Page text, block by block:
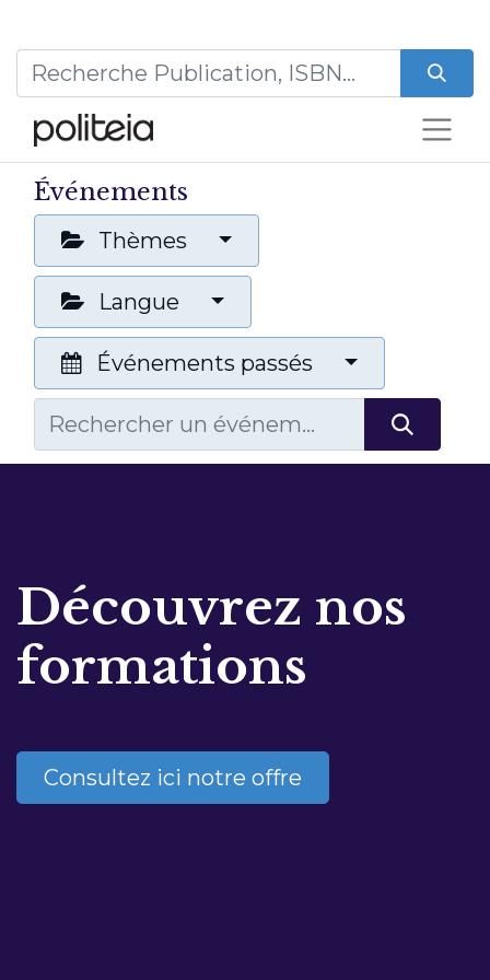
Événements
Thèmes
Langue
Événements passés
Découvrez nos
formations
Consultez ici notre offre